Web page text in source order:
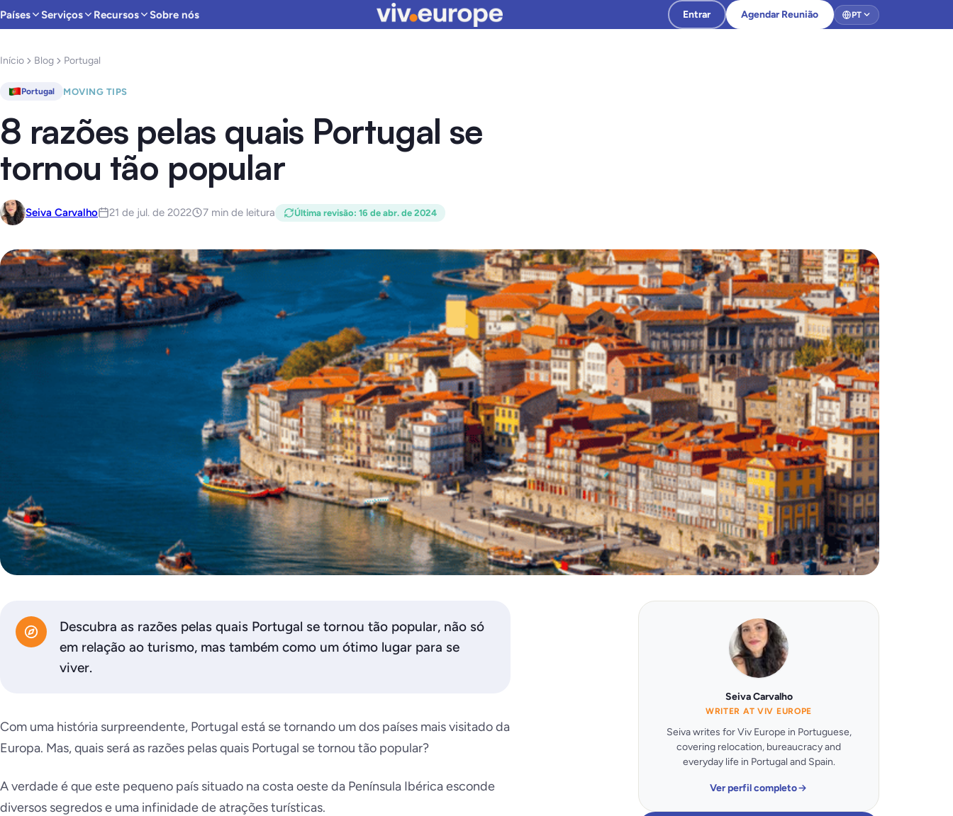
Países Serviços Recursos Sobre nós Entrar Agendar Reunião PT
Início Blog Portugal
Portugal MOVING TIPS
8 razões pelas quais Portugal se
tornou tão popular
Seiva Carvalho 21 de jul. de 2022 7 min de leitura Última revisão: 16 de abr. de 2024
Descubra as razões pelas quais Portugal se tornou tão popular, não só
em relação ao turismo, mas também como um ótimo lugar para se
viver.
Com uma história surpreendente, Portugal está se tornando um dos países mais visitado da
Europa. Mas, quais será as razões pelas quais Portugal se tornou tão popular?
A verdade é que este pequeno país situado na costa oeste da Península Ibérica esconde
diversos segredos e uma infinidade de atrações turísticas.
Seiva Carvalho
WRITER AT VIV EUROPE
Seiva writes for Viv Europe in Portuguese,
covering relocation, bureaucracy and
everyday life in Portugal and Spain.
Ver perfil completo